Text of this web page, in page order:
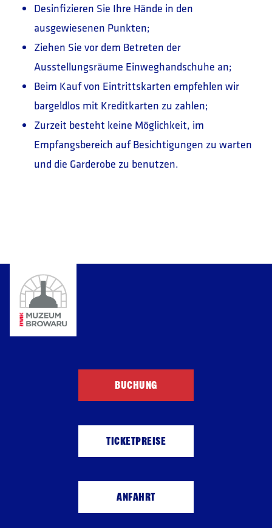
Desinfizieren Sie Ihre Hände in den
ausgewiesenen Punkten;
Ziehen Sie vor dem Betreten der
Ausstellungsräume Einweghandschuhe an;
Beim Kauf von Eintrittskarten empfehlen wir
bargeldlos mit Kreditkarten zu zahlen;
Zurzeit besteht keine Möglichkeit, im
Empfangsbereich auf Besichtigungen zu warten
und die Garderobe zu benutzen.
BUCHUNG
TICKETPREISE
ANFAHRT